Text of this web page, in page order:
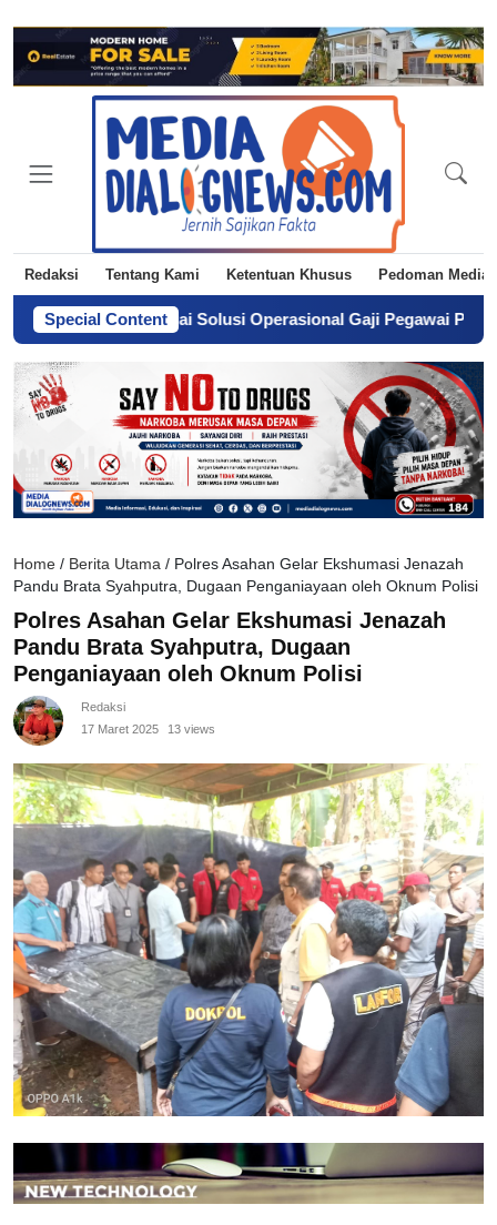
Redaksi Tentang Kami Ketentuan Khusus Pedoman Media
Special Content
sebagai Solusi Operasional Gaji Pegawai Pemda- Dari
Home / Berita Utama / Polres Asahan Gelar Ekshumasi Jenazah
Pandu Brata Syahputra, Dugaan Penganiayaan oleh Oknum Polisi
Polres Asahan Gelar Ekshumasi Jenazah
Pandu Brata Syahputra, Dugaan
Penganiayaan oleh Oknum Polisi
Redaksi
17 Maret 2025
13 views